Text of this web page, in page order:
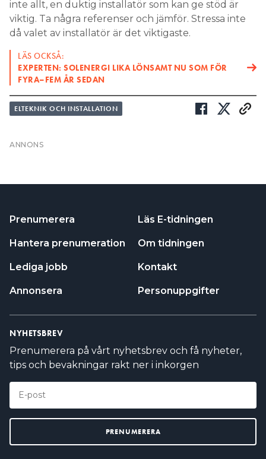
LÄS OCKSÅ:
EXPERTEN: SOLENERGI LIKA LÖNSAMT NU SOM FÖR
FYRA–FEM ÅR SEDAN
ELTEKNIK OCH INSTALLATION
Hantera prenumeration
Prenumerera på vårt nyhetsbrev och få nyheter,
tips och bevakningar rakt ner i inkorgen